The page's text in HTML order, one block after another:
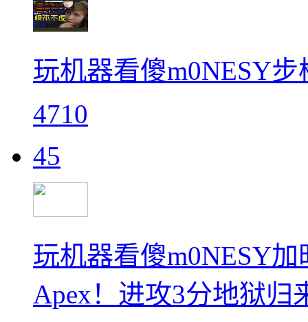
玩机器看傻m0NESY
4710
45
玩机器看傻m0NESY
Apex！进攻3分地狱归